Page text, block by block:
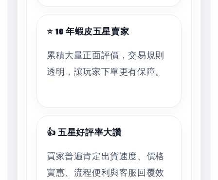
⭐ 10 年蝦皮五星賣家
累積大量正面評價，交易規則
透明，讓玩家下單更有保障。
👍 五星好評率大讚
買家普遍肯定出貨速度、價格
實惠、流程便利與客服回覆效